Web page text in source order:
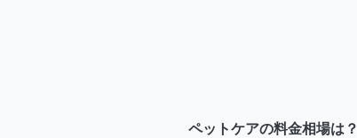
ペットケアの料金相場は？